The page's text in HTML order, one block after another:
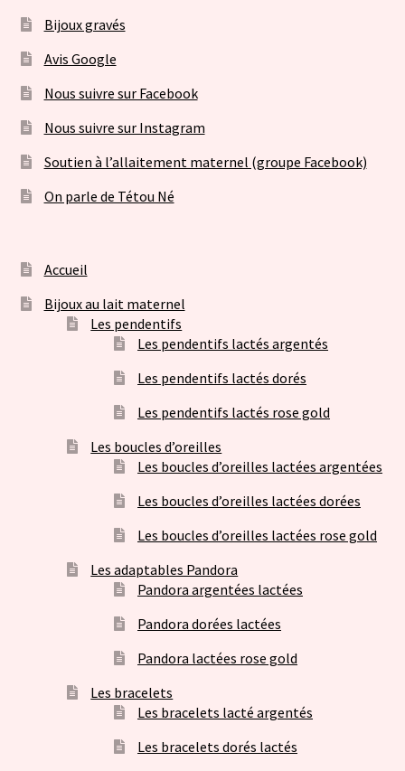
Bijoux gravés
Avis Google
Nous suivre sur Facebook
Nous suivre sur Instagram
Soutien à l’allaitement maternel (groupe Facebook)
On parle de Tétou Né
Accueil
Bijoux au lait maternel
Les pendentifs
Les pendentifs lactés argentés
Les pendentifs lactés dorés
Les pendentifs lactés rose gold
Les boucles d’oreilles
Les boucles d’oreilles lactées argentées
Les boucles d’oreilles lactées dorées
Les boucles d’oreilles lactées rose gold
Les adaptables Pandora
Pandora argentées lactées
Pandora dorées lactées
Pandora lactées rose gold
Les bracelets
Les bracelets lacté argentés
Les bracelets dorés lactés